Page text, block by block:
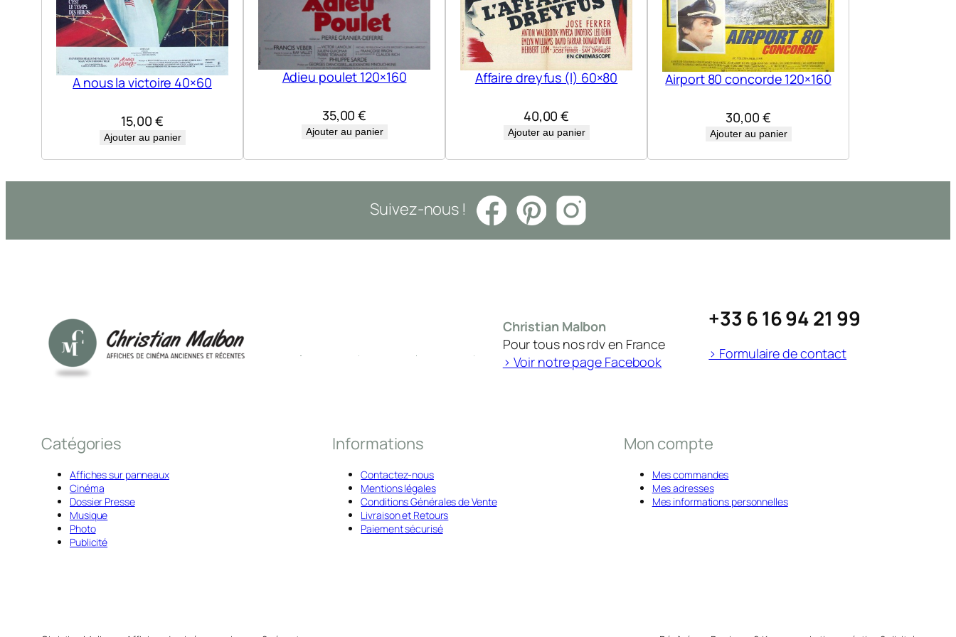
A nous la victoire 40×60
15,00 €
Ajouter au panier
Adieu poulet 120×160
35,00€
Ajouter au panier
Affaire dreyfus (l) 60×80
40,00€
Ajouter au panier
Airport 80 concorde 120×160
30,00 €
Ajouter au panier
Suivez-nous !
Christian Malbon
Pour tous nos rdv en France
> Voir notre page Facebook
+33 6 16 94 21 99
> Formulaire de contact
Catégories
Affiches sur panneaux
Cinéma
Dossier Presse
Musique
Photo
Publicité
Informations
Contactez-nous
Mentions légales
Conditions Générales de Vente
Livraison et Retours
Paiement sécurisé
Mon compte
Mes commandes
Mes adresses
Mes informations personnelles